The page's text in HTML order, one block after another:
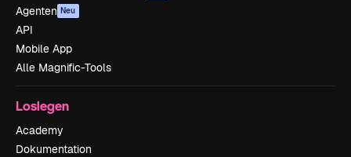
Agenten Neu
API
Mobile App
Alle Magnific-Tools
Loslegen
Academy
Dokumentation